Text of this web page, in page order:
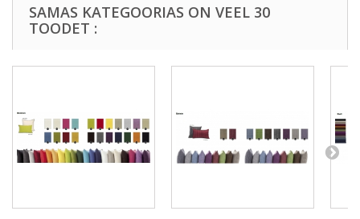
SAMAS KATEGOORIAS ON VEEL 30
TOODET :